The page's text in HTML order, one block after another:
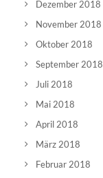
Dezember 2018
November 2018
Oktober 2018
September 2018
Juli 2018
Mai 2018
April 2018
März 2018
Februar 2018